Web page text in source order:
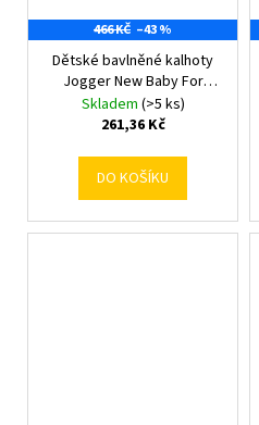
466 KČ –43 %
Dětské bavlněné kalhoty
Jogger New Baby For
Babies ocean 62 (3-6m)
Skladem (>5 ks)
261,36 Kč
DO KOŠÍKU